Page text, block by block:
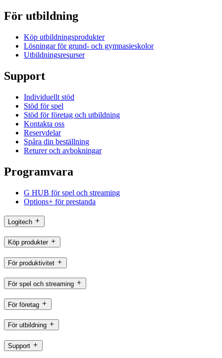
För utbildning
Köp utbildningsprodukter
Lösningar för grund- och gymnasieskolor
Utbildningsresurser
Support
Individuellt stöd
Stöd för spel
Stöd för företag och utbildning
Kontakta oss
Reservdelar
Spåra din beställning
Returer och avbokningar
Programvara
G HUB för spel och streaming
Options+ för prestanda
Logitech
Köp produkter
För produktivitet
För spel och streaming
För företag
För utbildning
Support